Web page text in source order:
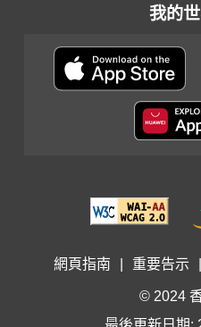
我的
網頁指南 重要告示
© 2024